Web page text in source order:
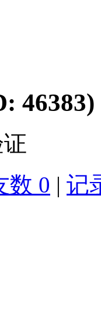
46383)
数 0 | 记